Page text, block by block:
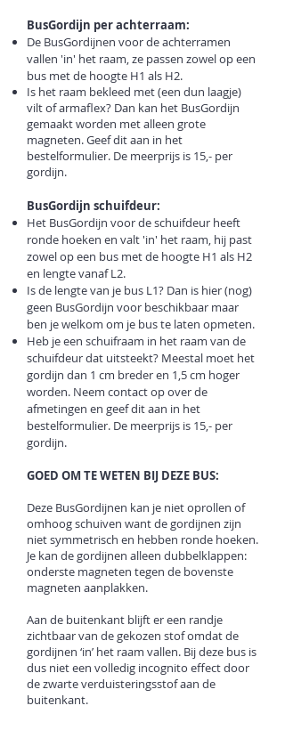
BusGordijn per achterraam:
De BusGordijnen voor de achterramen
vallen 'in' het raam, ze passen zowel op een
bus met de hoogte H1 als H2.
Is het raam bekleed met (een dun laagje)
vilt of armaflex? Dan kan het BusGordijn
gemaakt worden met alleen grote
magneten. Geef dit aan in het
bestelformulier. De meerprijs is 15,- per
gordijn.
BusGordijn schuifdeur:
Het BusGordijn voor de schuifdeur heeft
ronde hoeken en valt 'in' het raam, hij past
zowel op een bus met de hoogte H1 als H2
en lengte vanaf L2.
Is de lengte van je bus L1? Dan is hier (nog)
geen BusGordijn voor beschikbaar maar
ben je welkom om je bus te laten opmeten.
Heb je een schuifraam in het raam van de
schuifdeur dat uitsteekt? Meestal moet het
gordijn dan 1 cm breder en 1,5 cm hoger
worden. Neem contact op over de
afmetingen en geef dit aan in het
bestelformulier. De meerprijs is 15,- per
gordijn.
GOED OM TE WETEN BIJ DEZE BUS:
Deze BusGordijnen kan je niet oprollen of
omhoog schuiven want de gordijnen zijn
niet symmetrisch en hebben ronde hoeken.
Je kan de gordijnen alleen dubbelklappen:
onderste magneten tegen de bovenste
magneten aanplakken.
Aan de buitenkant blijft er een randje
zichtbaar van de gekozen stof omdat de
gordijnen ‘in’ het raam vallen. Bij deze bus is
dus niet een volledig incognito effect door
de zwarte verduisteringsstof aan de
buitenkant.